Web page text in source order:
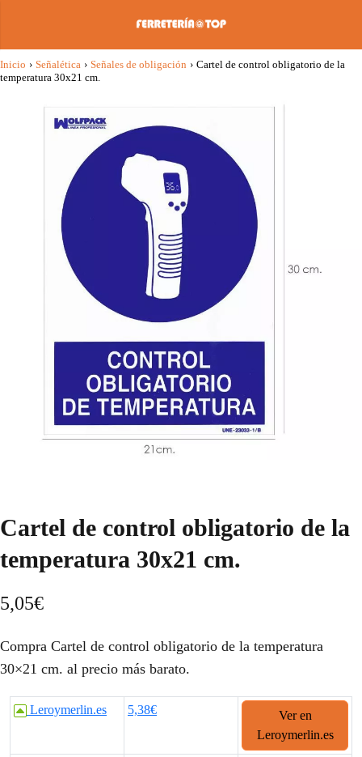
Inicio › Señalética › Señales de obligación › Cartel de control obligatorio de la
temperatura 30x21 cm.
Cartel de control obligatorio de la
temperatura 30x21 cm.
5,05€
Compra Cartel de control obligatorio de la temperatura
30×21 cm. al precio más barato.
Leroymerlin.es 5,38€
Ver en
Leroymerlin.es